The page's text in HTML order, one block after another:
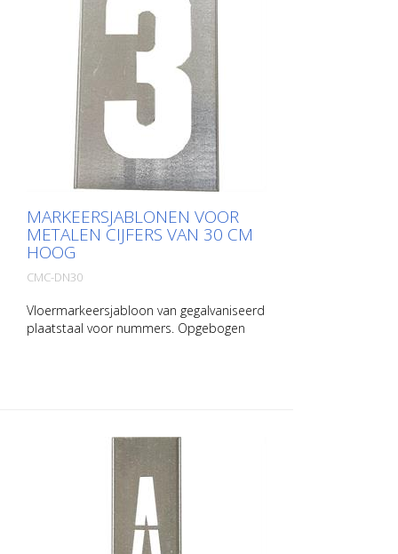
MARKEERSJABLONEN VOOR
METALEN CIJFERS VAN 30 CM
HOOG
CMC-DN30
Vloermarkeersjabloon van gegalvaniseerd
plaatstaal voor nummers. Opgebogen